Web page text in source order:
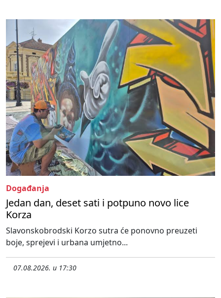
Događanja
Jedan dan, deset sati i potpuno novo lice
Korza
Slavonskobrodski Korzo sutra će ponovno preuzeti
boje, sprejevi i urbana umjetno...
07.08.2026. u 17:30